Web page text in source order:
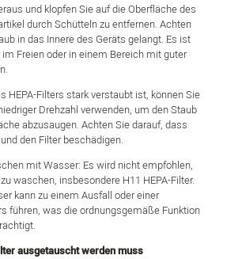
und klopfen Sie auf die Oberfläche des
durch Schütteln zu entfernen. Achten
in das Innere des Geräts gelangt. Es ist
Freien oder in einem Bereich mit guter
HEPA-Filters stark verstaubt ist, können Sie
Drehzahl verwenden, um den Staub
abzusaugen. Achten Sie darauf, dass
den Filter beschädigen.
mit Wasser: Es wird nicht empfohlen,
waschen, insbesondere H11 HEPA-Filter.
kann zu einem Ausfall oder einer
führen, was die ordnungsgemäße Funktion
ausgetauscht werden muss